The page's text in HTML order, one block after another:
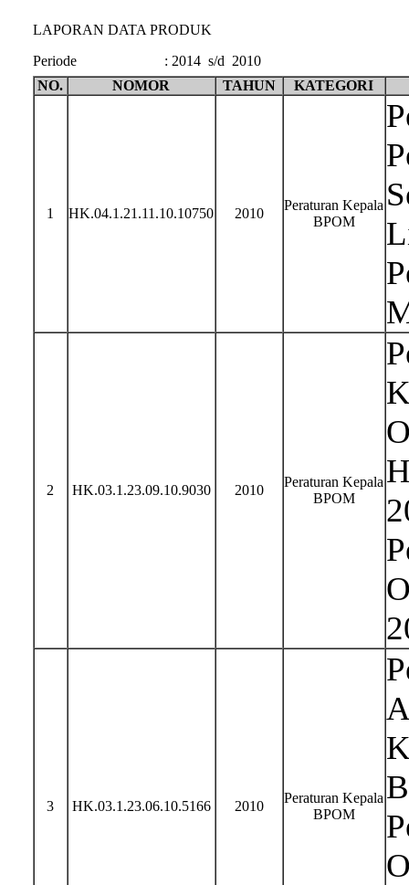
LAPORAN DATA PRODUK
Periode
: 2014 s/d 2010
NO.
NOMOR TAHUN KATEGORI
1 HK.04.1.21.11.10.10750 2010
Peraturan Kepala
BPOM
2 HK.03.1.23.09.10.9030 2010
Peraturan Kepala
BPOM
3 HK.03.1.23.06.10.5166 2010
Peraturan Kepala
BPOM